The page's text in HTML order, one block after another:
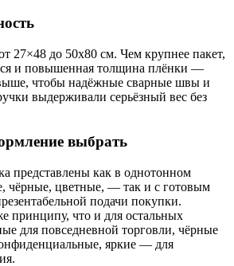
27×48 до 50х80 см. Чем крупнее пакет,
и повышенная толщина плёнки —
чтобы надёжные сварные швы и
выдерживали серьёзный вес без
выбрать
представлены как в однотонном
чёрные, цветные, — так и с готовым
подачи покупки.
принципу, что и для остальных
для повседневной торговли, чёрные
яркие — для